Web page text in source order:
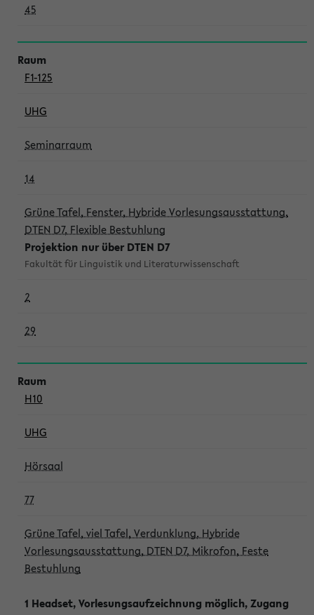
45
F1-125
UHG
Seminarraum
14
Grüne Tafel, Fenster, Hybride Vorlesungsausstattung,
DTEN D7, Flexible Bestuhlung
Projektion nur über DTEN D7
Fakultät für Linguistik und Literaturwissenschaft
2
29
H10
UHG
Hörsaal
77
Grüne Tafel, viel Tafel, Verdunklung, Hybride
Vorlesungsausstattung, DTEN D7, Mikrofon, Feste
Bestuhlung
1 Headset, Vorlesungsaufzeichnung möglich, Zugang